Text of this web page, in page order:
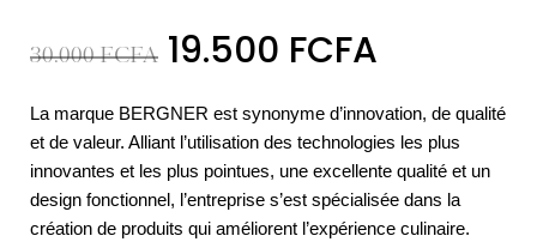
30.000FCFA 19.500 FCFA
La marque BERGNER est synonyme d’innovation, de qualité
et de valeur. Alliant l’utilisation des technologies les plus
innovantes et les plus pointues, une excellente qualité et un
design fonctionnel, l’entreprise s’est spécialisée dans la
création de produits qui améliorent l’expérience culinaire.